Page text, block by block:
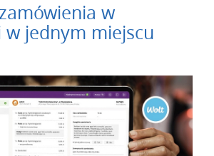
w
w jednym miejscu